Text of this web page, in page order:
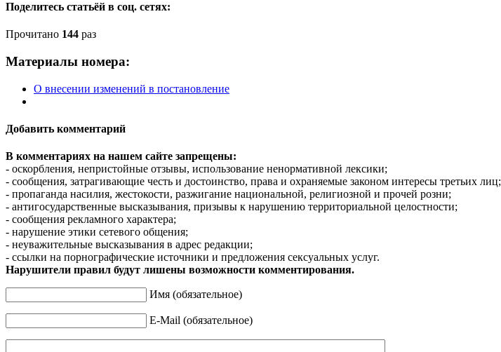
Поделитесь статьёй в соц. сетях:
Прочитано 144 раз
Материалы номера:
О внесении изменений в постановление
Добавить комментарий
В комментариях на нашем сайте запрещены:
- оскорбления, непристойные отзывы, использование ненормативной лексики;
- сообщения, затрагивающие честь и достоинство, права и охраняемые законом интересы третьих лиц;
- пропаганда насилия, жестокости, разжигание национальной, религиозной и прочей розни;
- антигосударственные высказывания, призывы к нарушению территориальной целостности;
- сообщения рекламного характера;
- нарушение этики сетевого общения;
- неуважительные высказывания в адрес редакции;
- ссылки на порнографические источники и предложения сексуальных услуг.
Нарушители правил будут лишены возможности комментирования.
Имя (обязательное)
E-Mail (обязательное)